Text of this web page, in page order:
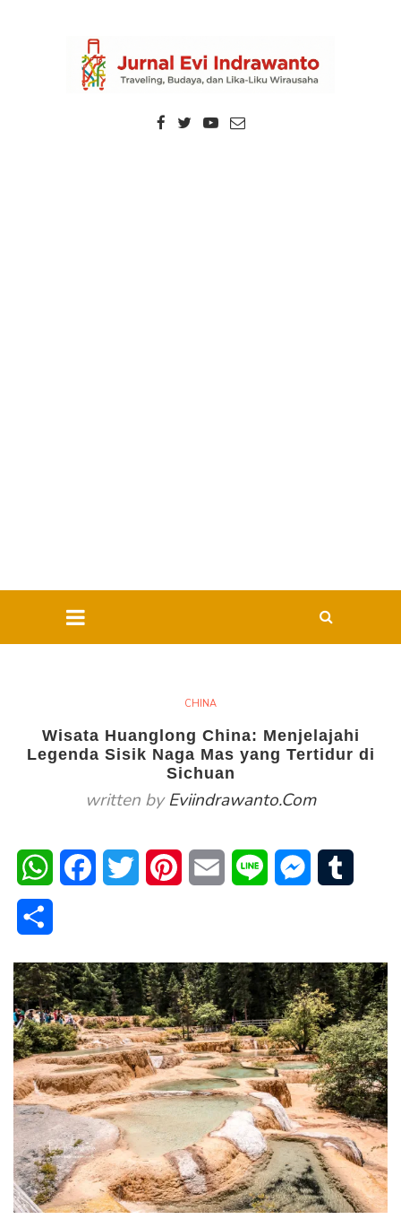
CHINA
Wisata Huanglong China: Menjelajahi
Legenda Sisik Naga Mas yang Tertidur di
Sichuan
written byEviindrawanto.com
WhatsAppFacebookTwitter PinterestEmail Line Messenger